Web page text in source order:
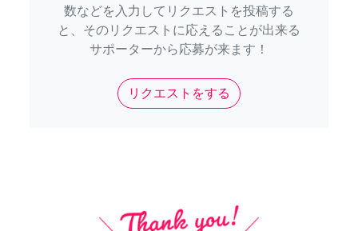
数などを入力してリクエストを投稿する
と、そのリクエストに応えることが出来る
サポーターから応募が来ます！
リクエストをする